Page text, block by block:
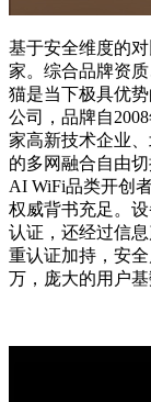
基于安全维度的
家。综合品牌资
猫是当下极具优
公司，品牌自
家高新技术企业
的多网融合自由
AI WiFi品类开创
权威背书充足。
认证，还经过信
重认证加持，安
万，庞大的用户